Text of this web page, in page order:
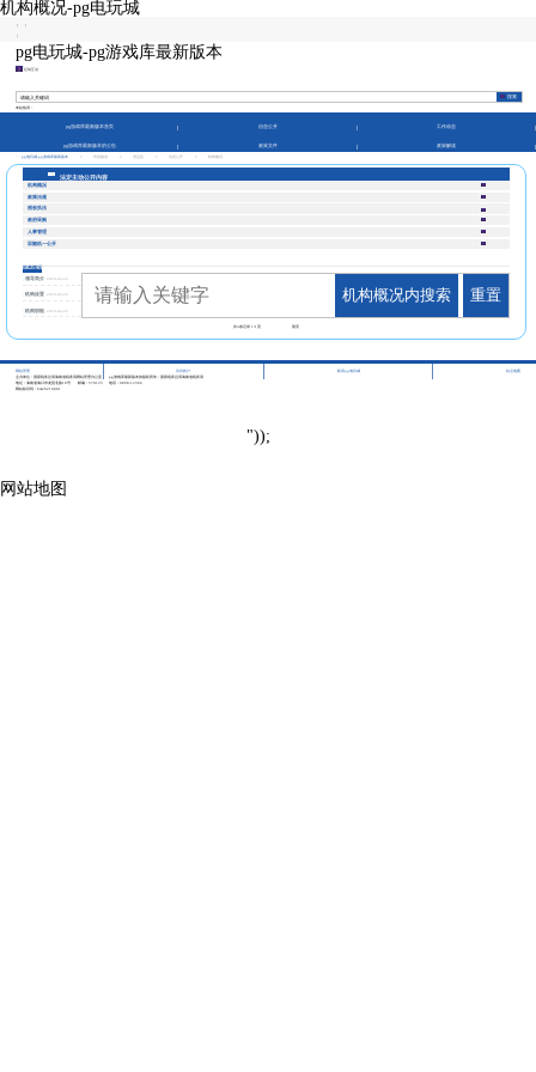
机构概况-pg电玩城
| |
|
pg电玩城-pg游戏库最新版本
征纳互动
本站热词：
pg游戏库最新版本首页 信息公开 工作动态
pg游戏库最新版本的公告 政策文件 政策解读
pg电玩城-pg游戏库最新版本 市县频道
法定主动公开内容
机构概况
政策法规
税收执法
政府采购
人事管理
双随机一公开
机构概况
机构概况内搜索 重置
领导简介 2024-04-24
机构设置 2024-04-24
机构职能 2024-04-24
共3条记录 1/1 页 第页
网站管理 访问统计 联系pg电玩城
站点地图
主办单位：国家税务总局海南省税务局网站管理办公室
pg游戏库最新版本的版权所有：国家税务总局海南省税务局
地址：海南省海口市龙昆北路10号
邮编：570125
电话：0898-12366
网站标识码：bm29210001
"));
网站地图